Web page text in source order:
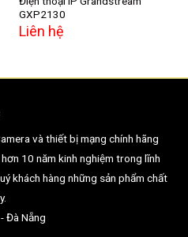
GXP2130
Liên hệ
và thiết bị mạng chính hãng
10 năm kinh nghiệm trong lĩnh
khách hàng những sản phẩm chất
Đà Nẵng